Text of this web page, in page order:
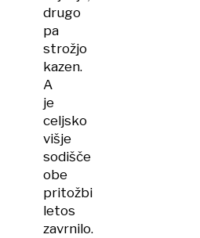
drugo
pa
strožjo
kazen.
A
je
celjsko
višje
sodišče
obe
pritožbi
letos
zavrnilo.